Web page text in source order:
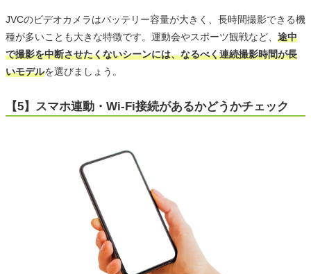
JVCのビデオカメラはバッテリー容量が大きく、長時間撮影できる機
種が多いことも大きな特徴です。運動会やスポーツ観戦など、 途中
で撮影を中断させたくないシーンには、なるべく連続撮影時間が長
いモデルを選びましょう。
【5】スマホ連動・Wi-Fi接続があるかどうかチェック